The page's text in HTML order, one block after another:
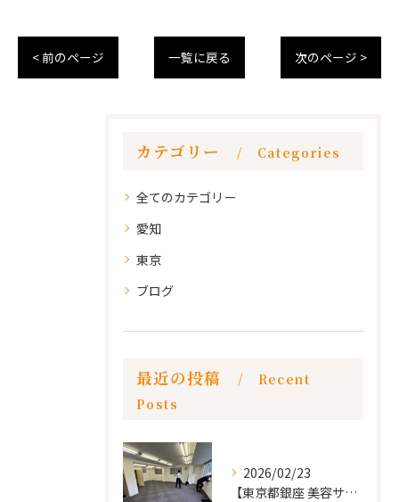
< 前のページ 一覧に戻る 次のページ >
カテゴリー Categories
全てのカテゴリー
愛知
東京
ブログ
最近の投稿
Recent
Posts
2026/02/23
【東京都銀座 美容サロン店舗工事】